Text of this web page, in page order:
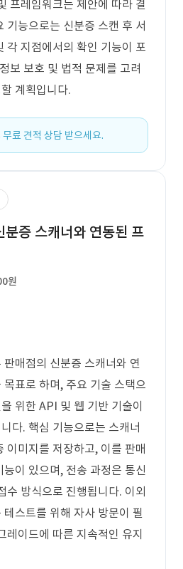
프레임워크는 제안에 따라 결
기능으로는 신분증 스캔 후 서
각 지점에서의 확인 기능이 포
보 보호 및 법적 문제를 고려
계획입니다.
료 견적 상담 받으세요.
분증 스캐너와 연동된 프
원
매점의 신분증 스캐너와 연
표로 하며, 주요 기술 스택으
위한 API 및 웹 기반 기술이
다. 핵심 기능으로는 스캐너
이미지를 저장하고, 이를 판매
이 있으며, 전송 과정은 통신
수 방식으로 진행됩니다. 이외
스트를 위해 자사 방문이 필
레이드에 따른 지속적인 유지